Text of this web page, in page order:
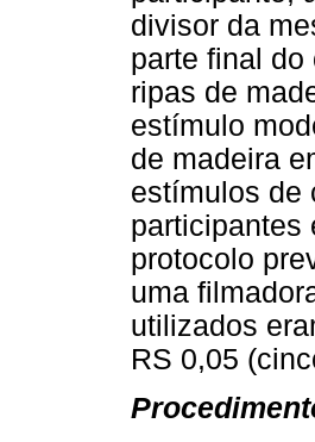
divisor da
parte final do
ripas de
estímulo
de madeira
estímulos de
participantes
protocolo
uma
utilizados
RS 0,05